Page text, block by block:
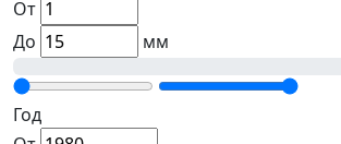
От
До
мм
Год